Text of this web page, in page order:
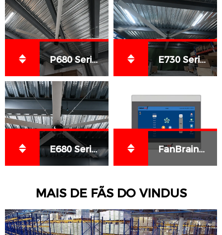
P680 Series HVLS Fans E730 Series HVLS Fans
E680 Series HVLS Fans FanBrain™– Next-Generation HVLS Control System
MAIS DE FÃS DO VINDUS